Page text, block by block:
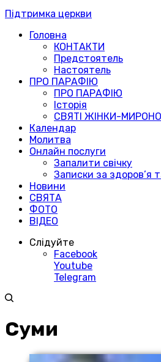
Підтримка церкви
Головна
КОНТАКТИ
Предстоятель
Настоятель
ПРО ПАРАФІЮ
ПРО ПАРАФІЮ
Історія
СВЯТІ ЖІНКИ-
Календар
Молитва
Онлайн послуги
Запалити свічку
Записки за здоров’я
Новини
СВЯТА
ФОТО
ВІДЕО
Слідуйте
Facebook
Youtube
Telegram
Суми